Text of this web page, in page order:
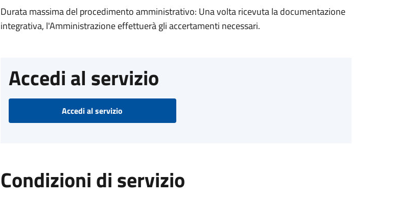
Durata massima del procedimento amministrativo: Una volta ricevuta la documentazione
integrativa, l'Amministrazione effettuerà gli accertamenti necessari.
Accedi al servizio
Accedi al servizio
Condizioni di servizio